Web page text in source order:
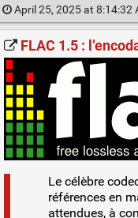
April 25, 2025 at 8:14:32
FLAC 1.5 :
Le célèbre
références en
attendues, à